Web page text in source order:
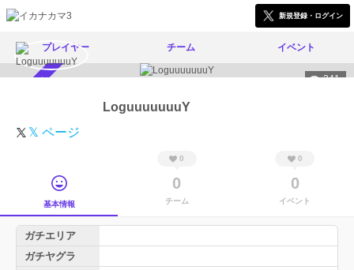
新規登録・ログイン
プレイヤー チーム イベント
241
LoguuuuuuuY
𝕏 ページ
基本情報
0
0
チーム
0
0
イベント
ガチエリア
ガチヤグラ